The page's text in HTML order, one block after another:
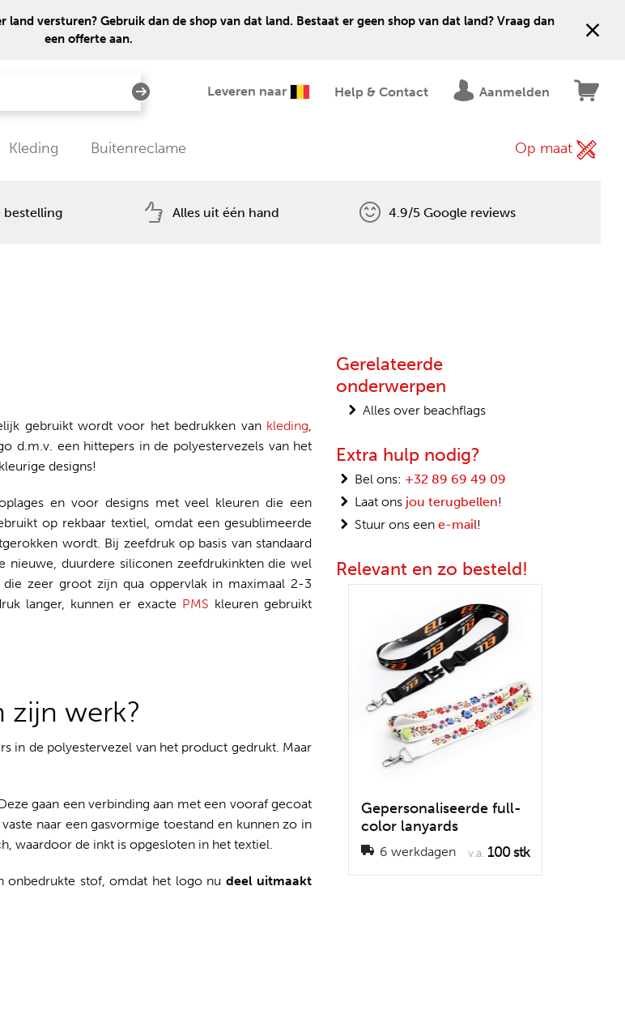
versturen? Gebruik dan de shop van dat land. Bestaat er geen shop van dat land? Vraag dan
een offerte aan.
Leveren naar Help & Contact Aanmelden
Kleding Buitenreclame Op maat
bestelling Alles uit één hand 4.9/5 Google reviews
gebruikt wordt voor het bedrukken van kleding,
d.m.v. een hittepers in de polyestervezels van het
designs!
en voor designs met veel kleuren die een
op rekbaar textiel, omdat een gesublimeerde
wordt. Bij zeefdruk op basis van standaard
duurdere siliconen zeefdrukinkten die wel
zeer groot zijn qua oppervlak in maximaal 2-3
langer, kunnen er exacte PMS kleuren gebruikt
zijn werk?
in de polyestervezel van het product gedrukt. Maar
gaan een verbinding aan met een vooraf gecoat
naar een gasvormige toestand en kunnen zo in
waardoor de inkt is opgesloten in het textiel.
onbedrukte stof, omdat het logo nu deel uitmaakt
Gerelateerde
onderwerpen
Alles over beachflags
Extra hulp nodig?
Bel ons: +32 89 69 49 09
Laat ons jou terugbellen!
Stuur ons eene-mail!
Relevant en zo besteld!
Gepersonaliseerde full-
color lanyards
6 werkdagen v.a. 100 stk